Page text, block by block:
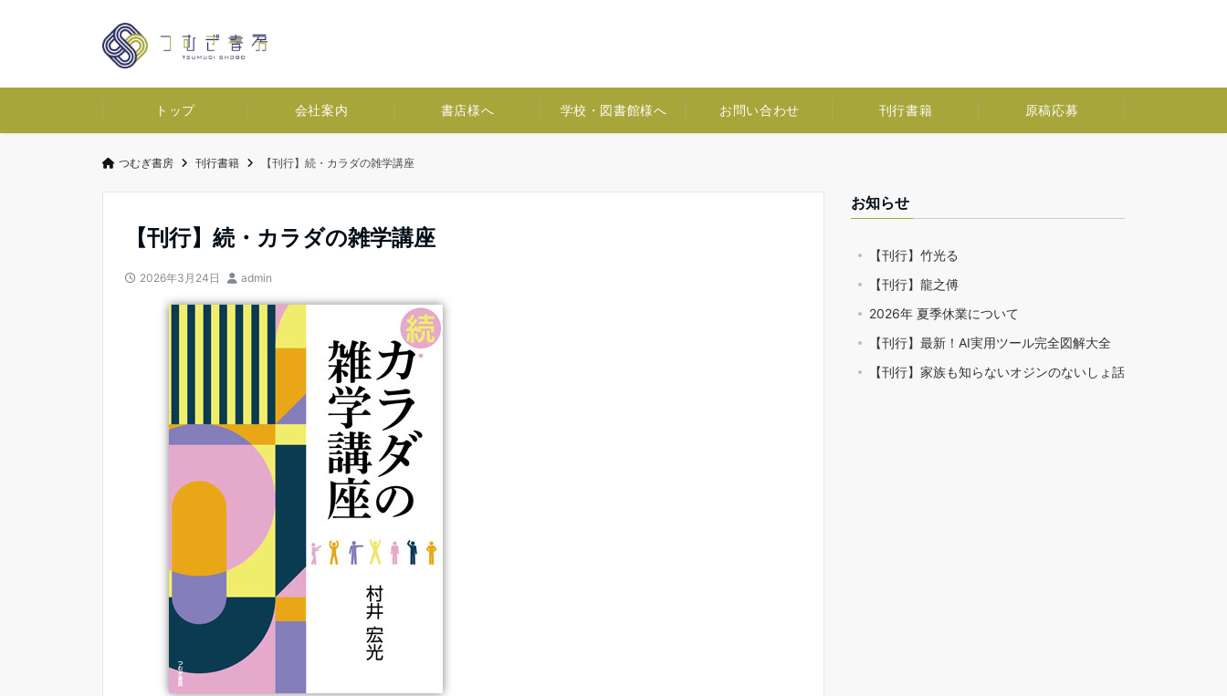
トップ 会社案内 書店様へ 学校・図書館様へ お問い合わせ 刊行書籍 原稿応募
つむぎ書房 刊行書籍 【刊行】続・カラダの雑学講座
【刊行】続・カラダの雑学講座
2026年3月24日 admin
お知らせ
【刊行】竹光る
【刊行】龍之傅
2026年 夏季休業について
【刊行】最新！AI実用ツール完全図解大全
【刊行】家族も知らないオジンのないしょ話